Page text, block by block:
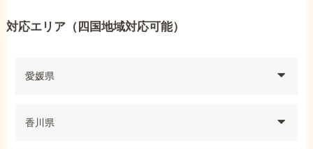
対応エリア（四国地域対応可能）
愛媛県
香川県